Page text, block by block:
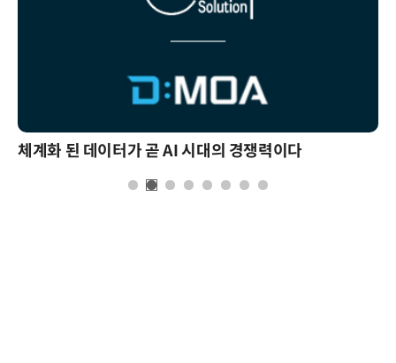
체계화 된 데이터가 곧 AI 시대의 경쟁력이다